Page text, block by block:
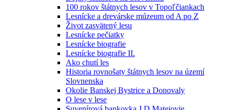
100 rokov štátnych lesov v Topoľčiankach
Lesnícke a drevárske múzeum od A po Z
Život zasvätený lesu
Lesnícke pečiatky
Lesnícke biografie
Lesnícke biografie II.
Ako chutí les
Historia rovnošaty štátnych lesov na území
Slovnenska
Okolie Banskej Bystrice a Donovaly
O lese v lese